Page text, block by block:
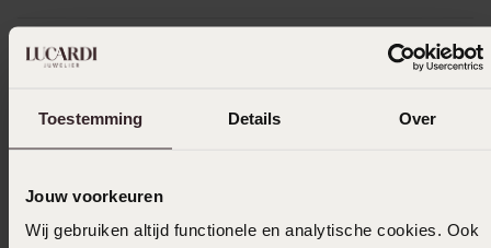
Toestemming Details Over
Jouw voorkeuren
Wij gebruiken altijd functionele en analytische cookies. Ook
Specificaties
Bezorging & retourneren
Selecteer maat & bestel